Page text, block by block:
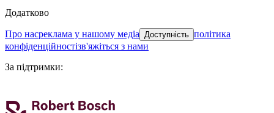
Додатково
про насреклама у нашому медіа Доступність політика
конфіденційностізв'яжіться з нами
За підтримки: